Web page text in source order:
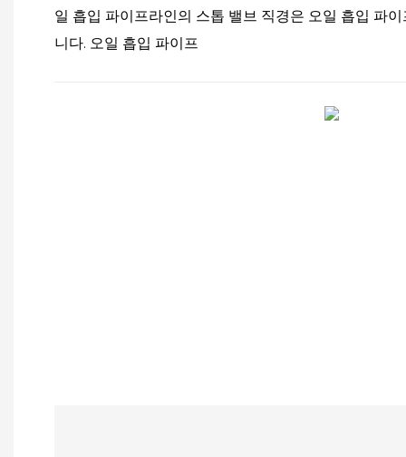
일 흡입 파이프라인의 스톱 밸브 직경은 오일 흡입 파
니다. 오일 흡입 파이프